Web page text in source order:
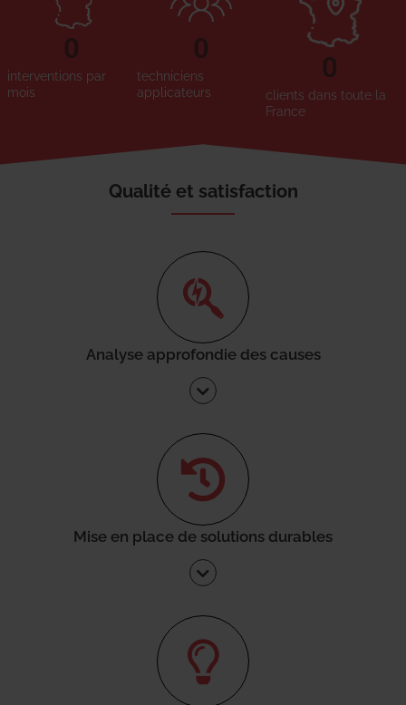
interventions par
mois
0
techniciens
applicateurs
0
clients dans toute la
France
0
Qualité et satisfaction
Analyse approfondie des causes
Mise en place de solutions durables